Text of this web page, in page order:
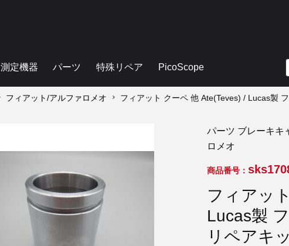
測定機器 パーツ 特殊リペア PicoScope
フィアット/アルファロメオ フィアット クーペ 他 Ate(Teves) / Lucas製
パーツ ブレーキキ
ロメオ
商品番号：
フィアッ
Lucas製
リペアキ